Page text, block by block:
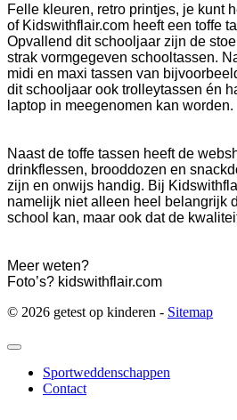
Felle kleuren, retro printjes, je kunt
of Kidswithflair.com heeft een toffe
Opvallend dit schooljaar zijn de
strak vormgegeven schooltassen.
midi en maxi tassen van
dit schooljaar ook trolleytassen én
laptop in meegenomen kan worden.
Naast de toffe tassen heeft de
drinkflessen, brooddozen en
zijn en onwijs handig. Bij
namelijk niet alleen heel belangrijk
school kan, maar ook dat de
Meer weten?
Foto’s? kidswithflair.com
© 2026 getest op kinderen - Sitemap
Sportweddenschappen
Contact